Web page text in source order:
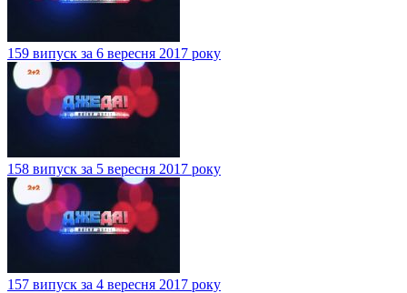
159 випуск за 6 вересня 2017 року
158 випуск за 5 вересня 2017 року
157 випуск за 4 вересня 2017 року